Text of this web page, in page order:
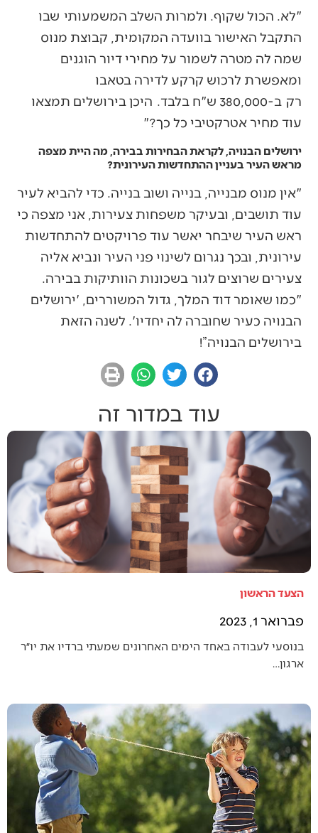
"לא. הכול שקוף. ולמרות השלב המשמעותי שבו
התקבל האישור בוועדה המקומית, קבוצת מנוס
שמה לה מטרה לשמור על מחירי דיור הוגנים
ומאפשרת לרכוש קרקע לדירה בטאבו
רק ב-380,000 ש"ח בלבד. היכן בירושלים תמצאו
עוד מחיר אטרקטיבי כל כך?"
ירושלים הבנויה, לקראת הבחירות בבירה, מה היית מצפה
מראש העיר בעניין ההתחדשות העירונית?
"אין מנוס מבנייה, בנייה ושוב בנייה. כדי להביא לעיר
עוד תושבים, ובעיקר משפחות צעירות, אני מצפה כי
ראש העיר שיבחר יאשר עוד פרויקטים להתחדשות
עירונית, ובכך נגרום לשינוי פני העיר ונביא אליה
צעירים שרוצים לגור בשכונות הוותיקות בבירה.
"כמו שאומר דוד המלך, גדול המשוררים, 'ירושלים
הבנויה כעיר שחוברה לה יחדיו'. לשנה הזאת
בירושלים הבנויה”!
עוד במדור זה
הצעד הראשון
פברואר 1, 2023
בנוסעי לעבודה באחד הימים האחרונים שמעתי ברדיו את יו״ר
ארגון…